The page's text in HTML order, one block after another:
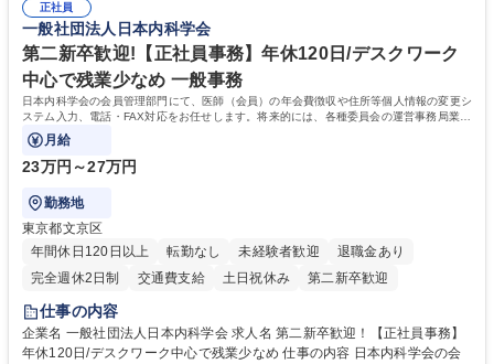
の他に担当頂く業務が発生する場合があります。 募集職種 【営業事務】
業務職/三井物産グループ/平均残業時間10H/完全週休2日
ション力がある方。 ・チャレンジを厭わず、粘り強く業務に取り組める
方。多様な関係者と謙虚に信頼関係を構築でき、期限を意識したスケジュ
ール管理が出来る方。※将来的に他部署（営業部門、コーポレート部門）
へのジョブローテーションの可能性があります。 学歴・資格 学歴：大学
院 大学 語学力： 資格：宅地建物取引士
正社員
一般社団法人日本内科学会
第二新卒歓迎!【正社員事務】年休120日/デスクワーク
中心で残業少なめ 一般事務
日本内科学会の会員管理部門にて、医師（会員）の年会費徴収や住所等個人情報の変更シ
ステム入力、電話・FAX対応をお任せします。将来的には、各種委員会の運営事務局業務
などにも幅広く携わっていただきます。
月給
23万円～27万円
勤務地
東京都文京区
年間休日120日以上
転勤なし 未経験者歓迎
退職金あり
完全週休2日制
交通費支給 土日祝休み 第二新卒歓迎
仕事の内容
企業名 一般社団法人日本内科学会 求人名 第二新卒歓迎！【正社員事務】
年休120日/デスクワーク中心で残業少なめ 仕事の内容 日本内科学会の会